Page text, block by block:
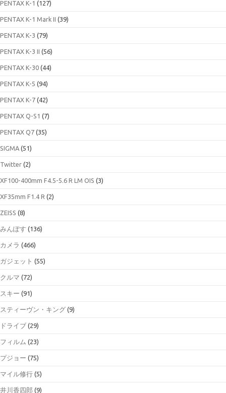
PENTAX K-1 (127)
PENTAX K-1 Mark II (39)
PENTAX K-3 (79)
PENTAX K-3 II (56)
PENTAX K-30 (44)
PENTAX K-5 (94)
PENTAX K-7 (42)
PENTAX Q-S1 (7)
PENTAX Q7 (35)
SIGMA (51)
Twitter (2)
XF100-400mm F4.5-5.6 R LM OIS (3)
XF35mm F1.4 R (2)
ZEISS (8)
みんぽす (136)
カメラ (466)
ガジェット (55)
クルマ (72)
スキー (91)
スティーヴン・キング (9)
ドライブ (29)
フィルム (23)
プジョー (75)
マイル修行 (5)
井川香四郎 (9)